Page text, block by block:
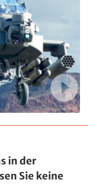
in der
Sie keine